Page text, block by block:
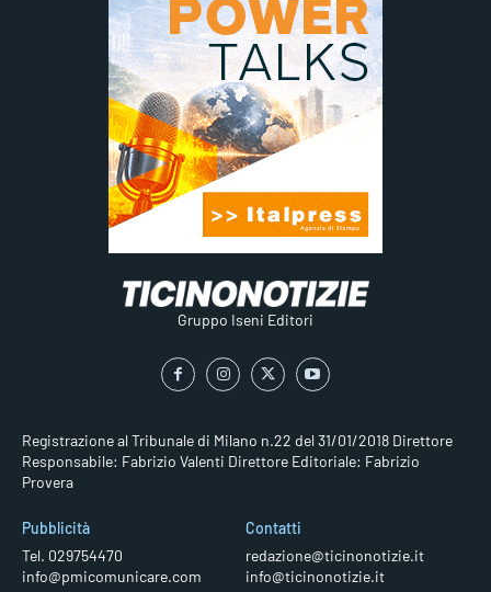
Gruppo Iseni Editori
Registrazione al Tribunale di Milano n.22 del 31/01/2018 Direttore
Responsabile: Fabrizio Valenti Direttore Editoriale: Fabrizio
Provera
Pubblicità
Tel. 029754470
info@pmicomunicare.com
Contatti
redazione@ticinonotizie.it
info@ticinonotizie.it